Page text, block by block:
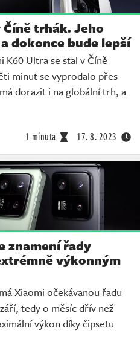
Číně trhák. Jeho
dokonce bude lepší
K60 Ultra se stal v Číně
minut se vyprodalo přes
dorazit i na globální trh, a
1 minuta 17. 8. 2023
znamení řady
výkonným
Xiaomi očekávanou řadu
tedy o měsíc dřív než
výkon díky čipsetu